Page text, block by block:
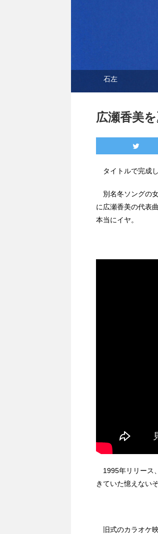
石左
広瀬香美
タイトルで完成
別名冬ソングの
に広瀬香美の代表
本当にイヤ。
1995年リリース、
きていた憶えない
旧式のカラオケ